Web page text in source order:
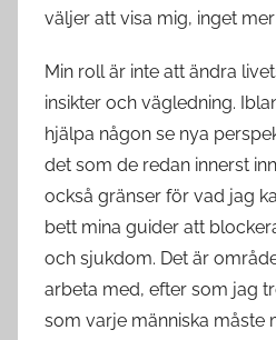
väljer att visa mig, inget
Min roll är inte att ändra
insikter och vägledning.
hjälpa någon se nya
det som de redan innerst
också gränser för vad jag
bett mina guider att
och sjukdom. Det är
arbeta med, efter som jag
som varje människa måste